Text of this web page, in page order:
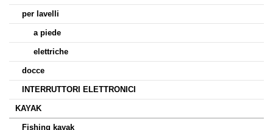
per lavelli
a piede
elettriche
docce
INTERRUTTORI ELETTRONICI
KAYAK
Fishing kayak